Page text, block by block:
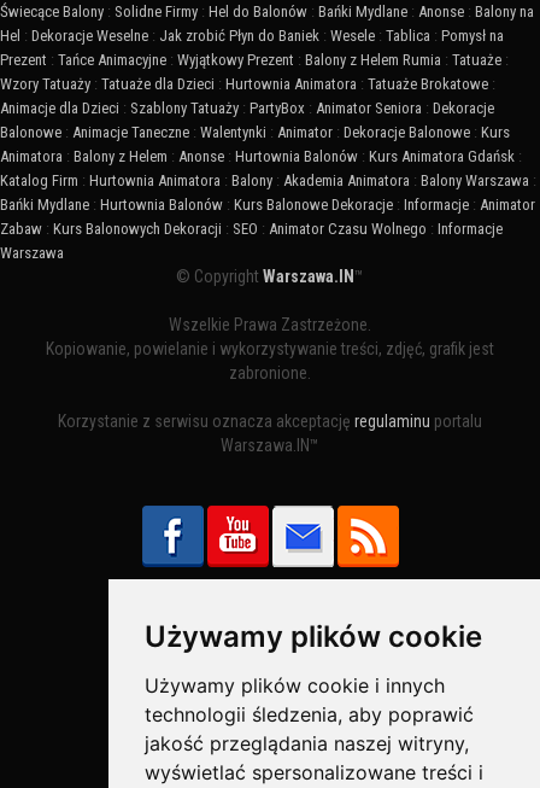
Używamy plików cookie
Używamy plików cookie i innych
technologii śledzenia, aby poprawić
jakość przeglądania naszej witryny,
wyświetlać spersonalizowane treści i
Świecące Balony : Solidne Firmy : Hel do Balonów : Bańki Mydlane : Anonse : Balony na
Hel : Dekoracje Weselne : Jak zrobić Płyn do Baniek : Wesele : Tablica : Pomysł na
Prezent : Tańce Animacyjne : Wyjątkowy Prezent : Balony z Helem Rumia : Tatuaże :
Wzory Tatuaży : Tatuaże dla Dzieci : Hurtownia Animatora : Tatuaże Brokatowe :
Animacje dla Dzieci : Szablony Tatuaży : PartyBox : Animator Seniora : Dekoracje
Balonowe : Animacje Taneczne : Walentynki : Animator : Dekoracje Balonowe : Kurs
Animatora : Balony z Helem : Anonse : Hurtownia Balonów : Kurs Animatora Gdańsk :
Katalog Firm : Hurtownia Animatora : Balony : Akademia Animatora : Balony Warszawa :
Bańki Mydlane : Hurtownia Balonów : Kurs Balonowe Dekoracje : Informacje : Animator
Zabaw : Kurs Balonowych Dekoracji : SEO : Animator Czasu Wolnego : Informacje
Warszawa
© CopyrightWarszawa.IN ™
Wszelkie Prawa Zastrzeżone.
Kopiowanie, powielanie i wykorzystywanie treści, zdjęć, grafik jest
zabronione.
Korzystanie z serwisu oznacza akceptację regulaminu portalu
Warszawa.IN™
Bezpieczne Płatności obsługuje: